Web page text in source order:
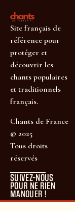
Site français de
référence pour
protéger et
découvrir les
chants populaires
et traditionnels
français.
Chants de France
© 2025
Tous droits
réservés
SUIVEZ-NOUS
POUR NE RIEN
MANQUER !